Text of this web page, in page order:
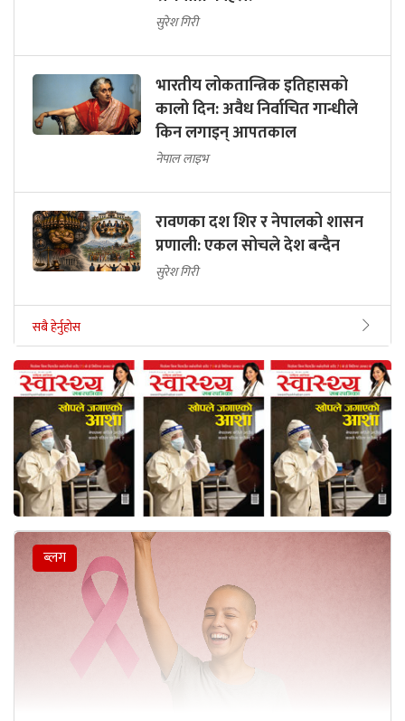
सुरेश गिरी
भारतीय लोकतान्त्रिक इतिहासको
कालो दिन: अवैध निर्वाचित गान्धीले
किन लगाइन् आपतकाल
नेपाल लाइभ
रावणका दश शिर र नेपालको शासन
प्रणाली: एकल सोचले देश बन्दैन
सुरेश गिरी
सबै हेर्नुहोस
ब्लग